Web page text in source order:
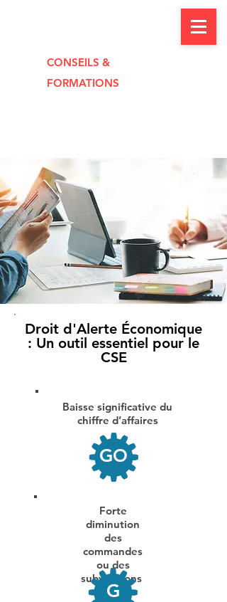
CONSEILS &
FORMATIONS
Droit d'Alerte Économique
: Un outil essentiel pour le
CSE
Baisse significative du
chiffre d’affaires
GO
Forte
diminution
des
commandes
ou des
subventions
G